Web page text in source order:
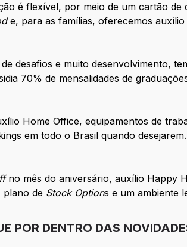
é flexível, por meio de um cartão de
e, para as famílias, oferecemos
desafios e muito desenvolvimento,
70% de mensalidades de
Home Office, equipamentos de
em todo o Brasil quando
no mês do aniversário, auxílio Happy
plano de Stock Options e um ambiente
POR DENTRO DAS